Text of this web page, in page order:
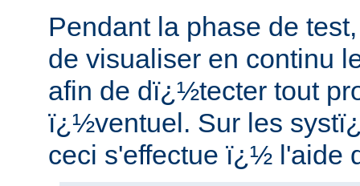
Pendant la phase de
de visualiser en continu
afin de dï¿½tecter tout
ï¿½ventuel. Sur les
ceci s'effectue ï¿½ l'aide